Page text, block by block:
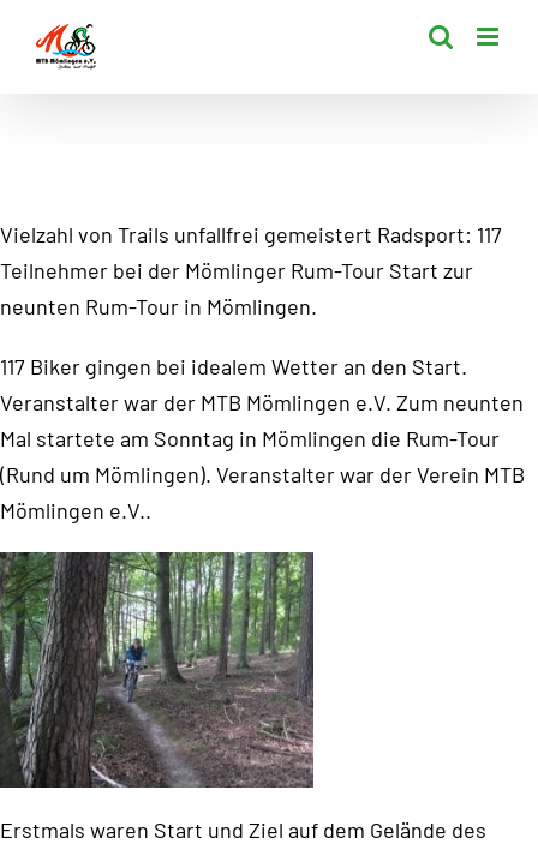
Inhalt
Vielzahl von Trails unfallfrei gemeistert Radsport: 117
Teilnehmer bei der Mömlinger Rum-Tour Start zur
neunten Rum-Tour in Mömlingen.
117 Biker gingen bei idealem Wetter an den Start.
Veranstalter war der MTB Mömlingen e.V. Zum neunten
Mal startete am Sonntag in Mömlingen die Rum-Tour
(Rund um Mömlingen). Veranstalter war der Verein MTB
Mömlingen e.V..
Erstmals waren Start und Ziel auf dem Gelände des